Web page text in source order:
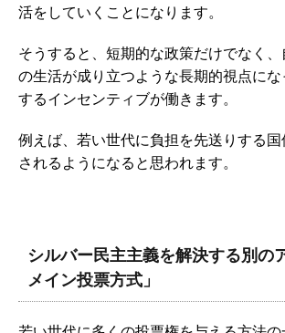
活をしていくことになります。
そうすると、短期的な政策だけでなく
の生活が成り立つような長期的視点に
するインセンティブが働きます。
例えば、若い世代に負担を先送りする
されるようになると思われます。
シルバー民主主義を解決する別の
メイン投票方式」